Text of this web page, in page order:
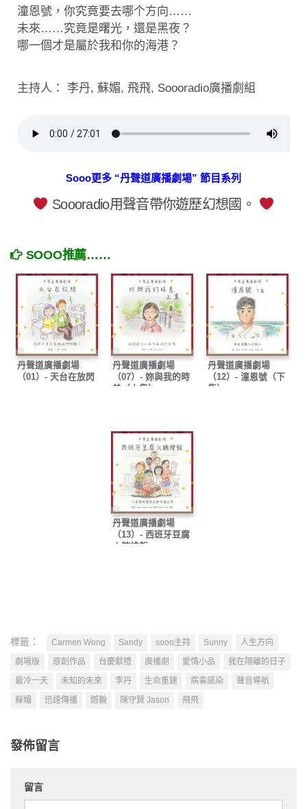
潼恩號，你究竟要去哪个方向……
未來……究竟是曙光，還是黑夜？
哪一個才是屬於我和你的海港？
主持人： 李丹, 蘇媚, 飛飛, Soooradio廣播劇組
Sooo更多 “丹聲道廣播劇場” 節目系列
Soooradio用聲音帶你遊歷幻想國。
SOOO推薦……
丹聲道廣播劇場
（01）- 天台在放閃
丹聲道廣播劇場
（07）- 妳與我的時
差（上集）
丹聲道廣播劇場
（12）- 潼恩號（下
集）
丹聲道廣播劇場
（13）- 西班牙豆腐
火腩燴飯
標籤： Carmen Wong Sandy sooo主持 Sunny
人生方向
劇場版
原創作品 台慶獻禮 廣播劇 愛情小品
我在隔離的日子
最冷一天
未知的未來 李丹 生命重建 病毒感染
聲音導航
蘇媚
迅速傳播 遊輪 陳守賢 Jason 飛飛
發佈留言
留言